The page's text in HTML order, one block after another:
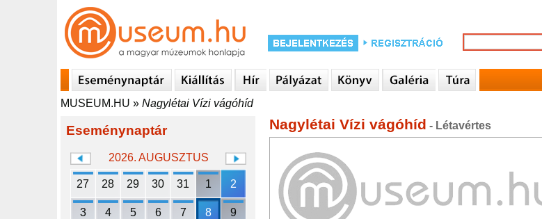
MUSEUM.HU » Nagylétai Vízi vágóhíd
Eseménynaptár
2026. AUGUSZTUS
27 28 29 30 31 1 2
3 4 5 6 7 8 9
Nagylétai Vízi vágóhíd - Létavértes